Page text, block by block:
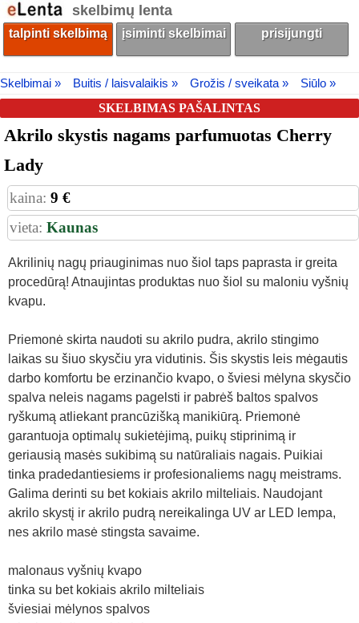
skelbimų lenta
talpinti skelbimą įsiminti skelbimai prisijungti
Skelbimai » Buitis / laisvalaikis » Grožis / sveikata »
Siūlo »
SKELBIMAS PAŠALINTAS
Akrilo skystis nagams parfumuotas Cherry
Lady
kaina: 9 €
vieta: Kaunas
Akrilinių nagų priauginimas nuo šiol taps paprasta ir greita
procedūrą! Atnaujintas produktas nuo šiol su maloniu vyšnių
kvapu.
Priemonė skirta naudoti su akrilo pudra, akrilo stingimo
laikas su šiuo skysčiu yra vidutinis. Šis skystis leis mėgautis
darbo komfortu be erzinančio kvapo, o šviesi mėlyna skysčio
spalva neleis nagams pagelsti ir pabrėš baltos spalvos
ryškumą atliekant prancūzišką manikiūrą. Priemonė
garantuoja optimalų sukietėjimą, puikų stiprinimą ir
geriausią masės sukibimą su natūraliais nagais. Puikiai
tinka pradedantiesiems ir profesionaliems nagų meistrams.
Galima derinti su bet kokiais akrilo milteliais. Naudojant
akrilo skystį ir akrilo pudrą nereikalinga UV ar LED lempa,
nes akrilo masė stingsta savaime.
malonaus vyšnių kvapo
tinka su bet kokiais akrilo milteliais
šviesiai mėlynos spalvos